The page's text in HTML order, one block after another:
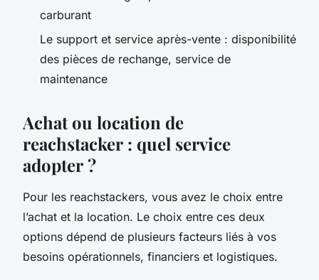
carburant
Le support et service après-vente : disponibilité
des pièces de rechange, service de
maintenance
Achat ou location de
reachstacker : quel service
adopter ?
Pour les reachstackers, vous avez le choix entre
l’achat et la location. Le choix entre ces deux
options dépend de plusieurs facteurs liés à vos
besoins opérationnels, financiers et logistiques.